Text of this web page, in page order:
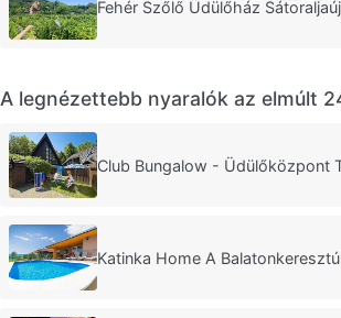
Fehér Szőlő Üdülőház
A legnézettebb nyaralók az elmúlt
Club Bungalow - Üdülőközpont
Katinka Home A